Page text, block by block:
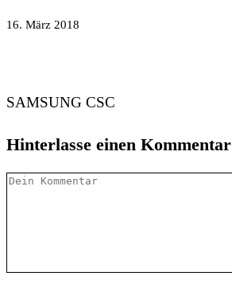
16. März 2018
SAMSUNG CSC
Hinterlasse einen Kommentar